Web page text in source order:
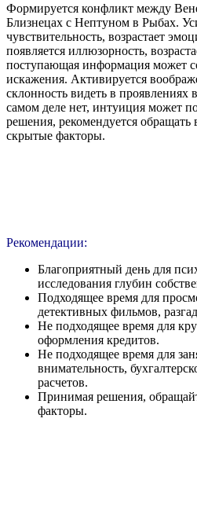
Формируется конфликт между
Близнецах с Нептуном в Рыбах.
чувствительность, возрастает
появляется иллюзорность,
поступающая информация может
искажения. Активируется
склонность видеть в проявлениях
самом деле нет, интуиция может
решения, рекомендуется
скрытые факторы.
Рекомендации:
Благоприятный день для
исследования глубин
Подходящее время для
детективных фильмов,
Не подходящее время для
оформления кредитов.
Не подходящее время для
внимательность,
расчетов.
Принимая решения,
факторы.